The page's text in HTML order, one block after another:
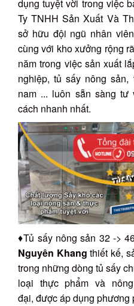
dụng tuyệt vời trong việc
Ty TNHH Sản Xuất Và
sở hữu đội ngũ nhân
cùng với kho xưởng rộng
năm trong việc sản xuất
nghiệp, tủ sấy nông
nam ... luôn sẵn sàng tư
cách nhanh nhất.
♦Tủ sấy nông sản 32 ->
Nguyên Khang thiết kế,
trong những dòng tủ sấy
loại thực phẩm và
đại, được áp dụng phương